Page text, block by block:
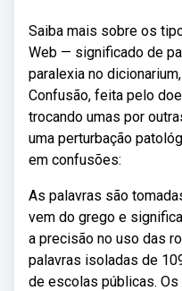
Saiba mais sobre os
Web — significado de
paralexia no
Confusão, feita pelo
trocando umas por
uma perturbação
em confusões:
As palavras são
vem do grego e
a precisão no uso das
palavras isoladas de
de escolas públicas.